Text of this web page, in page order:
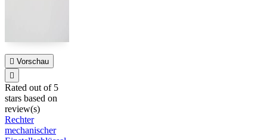
 Vorschau

Rated out of 5
stars based on
review(s)
Rechter
mechanischer